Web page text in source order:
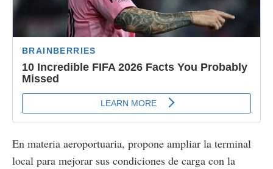
En materia aeroportuaria, propone ampliar la terminal
local para mejorar sus condiciones de carga con la